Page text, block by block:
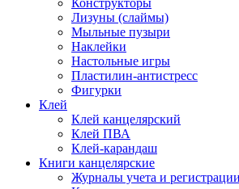
Конструкторы
Лизуны (слаймы)
Мыльные пузыри
Наклейки
Настольные игры
Пластилин-антистресс
Фигурки
Клей
Клей канцелярский
Клей ПВА
Клей-карандаш
Книги канцелярские
Журналы учета и регистрации